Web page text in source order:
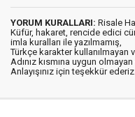
YORUM KURALLARI: Risale
Küfür, hakaret, rencide edici
imla kuralları ile yazılmamış,
Türkçe karakter kullanılmayan
Adınız kısmına uygun
Anlayışınız için teşekkür